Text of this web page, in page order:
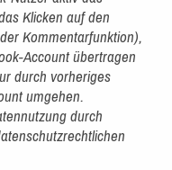
Klicken auf den
Kommentarfunktion),
Account übertragen
durch vorheriges
umgehen.
durch